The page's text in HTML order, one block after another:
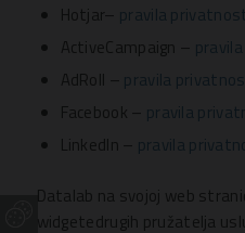
Hotjar– pravila
ActiveCampaign –
AdRoll –
pravila
Facebook – pravila
LinkedIn –
pravila
Datalab na svojoj web
widgetedrugih pružatelja